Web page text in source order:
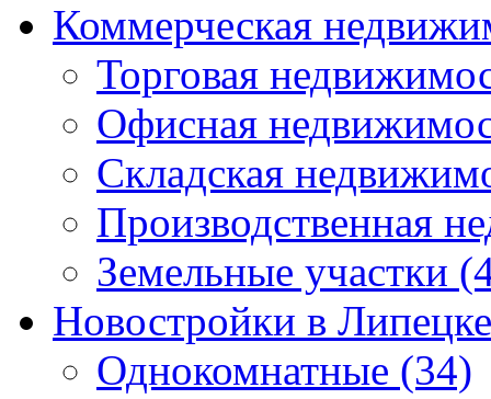
Коммерческая
Торговая
Офисная
Складская
Производственная
Земельные участки
Новостройки в Липецке
Однокомнатные (34)